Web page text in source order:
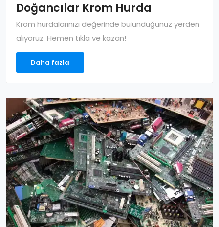
Doğancılar Krom Hurda
Krom hurdalarınızı değerinde bulunduğunuz yerden
alıyoruz. Hemen tıkla ve kazan!
Daha fazla